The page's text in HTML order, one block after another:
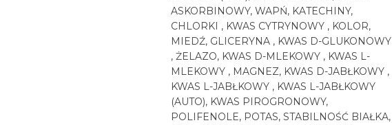
ASKORBINOWY, WAPŃ, KATECHINY,
CHLORKI , KWAS CYTRYNOWY , KOLOR,
MIEDŹ, GLICERYNA , KWAS D-GLUKONOWY
, ŻELAZO, KWAS D-MLEKOWY , KWAS L-
MLEKOWY , MAGNEZ, KWAS D-JABŁKOWY ,
KWAS L-JABŁKOWY , KWAS L-JABŁKOWY
(AUTO), KWAS PIROGRONOWY,
POLIFENOLE, POTAS, STABILNOŚĆ BIAŁKA,